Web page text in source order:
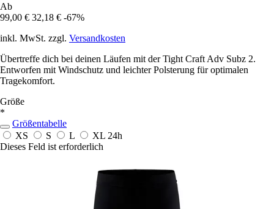
Ab
99,00 € 32,18 € -67%
inkl. MwSt. zzgl. Versandkosten
Übertreffe dich bei deinen Läufen mit der Tight Craft Adv Subz 2.
Entworfen mit Windschutz und leichter Polsterung für optimalen
Tragekomfort.
Größe
*
Größentabelle
XS
S L XL 24h
Dieses Feld ist erforderlich